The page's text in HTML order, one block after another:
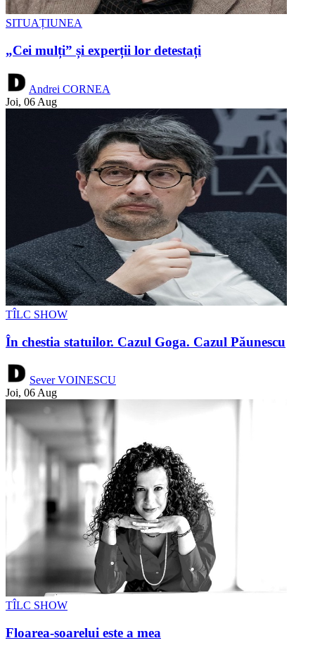
SITUAȚIUNEA
„Cei mulți” și experții lor detestați
Andrei CORNEA
Joi, 06 Aug
TÎLC SHOW
În chestia statuilor. Cazul Goga. Cazul Păunescu
Sever VOINESCU
Joi, 06 Aug
TÎLC SHOW
Floarea-soarelui este a mea